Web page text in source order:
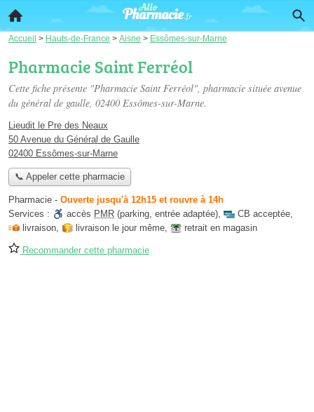
Accueil > Hauts-de-France > Aisne > Essômes-sur-Marne
Pharmacie Saint Ferréol
Cette fiche présente "Pharmacie Saint Ferréol", pharmacie située avenue
du général de gaulle, 02400 Essômes-sur-Marne.
Lieudit le Pre des Neaux
50 Avenue du Général de Gaulle
02400 Essômes-sur-Marne
📞 Appeler cette pharmacie
Pharmacie - Ouverte jusqu'à 12h15 et rouvre à 14h
Services :
accès PMR (parking, entrée adaptée), CB acceptée,
livraison, livraison le jour même, retrait en magasin
Recommander cette pharmacie